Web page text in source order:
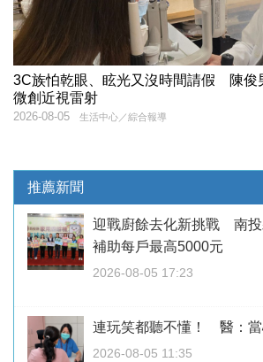
3C族怕乾眼、眩光又沒時間請假 陳俊
微創近視雷射
生活中心／綜合報導
2026-08-05
推薦新聞
迎戰廚餘去化新挑戰 南投
補助每戶最高5000元
2026-08-05 17:23
連玩笑都聽不懂！ 醫：當
2026-08-05 11:35